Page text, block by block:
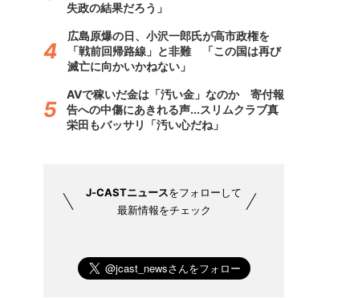
失政の結果だろう」
広島原爆の日、小沢一郎氏が高市政権を
「戦前回帰路線」と非難 「この国は再び
滅亡に向かいかねない」
AVで稼いだ金は「汚い金」なのか 寄付報
告への中傷にあきれる声...スリムクラブ真
栄田もバッサリ「汚い心だね」
J-CASTニュースをフォローして
最新情報をチェック